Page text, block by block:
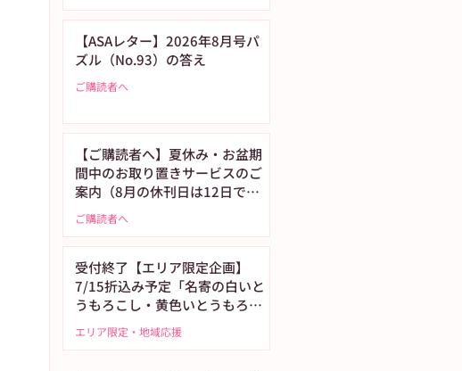
【ASAレター】2026年8月号パ
ズル（No.93）の答え
ご購読者へ
【ご購読者へ】夏休み・お盆期
間中のお取り置きサービスのご
案内（8月の休刊日は12日で
す）
ご購読者へ
受付終了【エリア限定企画】
7/15折込み予定「名寄の白いと
うもろこし・黄色いとうもろこ
し恵味（めぐみ）」
エリア限定・地域応援